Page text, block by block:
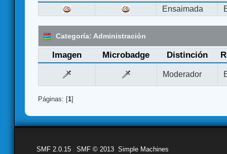
Ensaimada
Categoría: Administración
Imagen Microbadge Distinción
Moderador
Páginas: [1]
SMF 2.0.15 SMF © 2013 Simple Machines